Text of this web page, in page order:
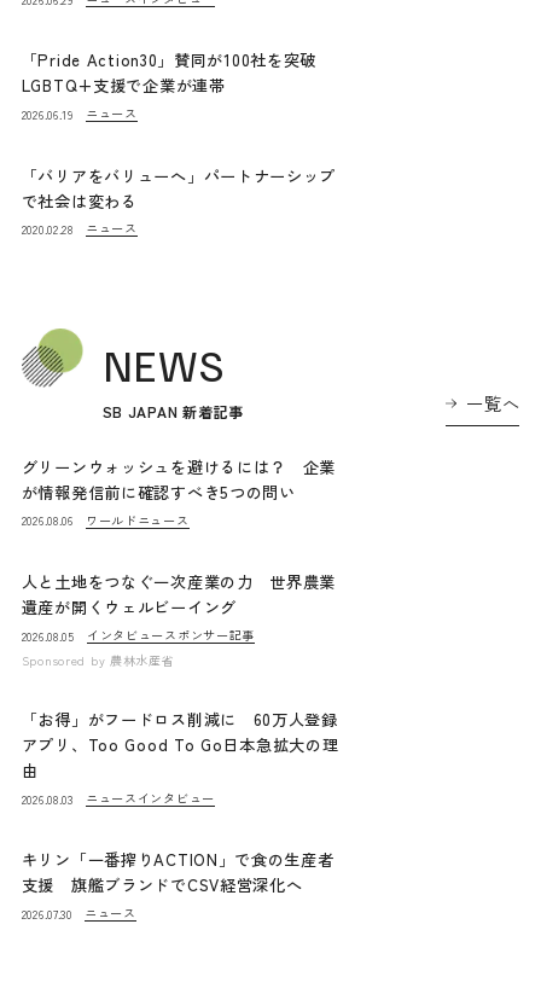
「Pride Action30」賛同が100社を突破
LGBTQ+支援で企業が連帯
2026.06.19 ニュース
「バリアをバリューへ」パートナーシップ
で社会は変わる
2020.02.28 ニュース
NEWS
SB JAPAN 新着記事 一覧へ
グリーンウォッシュを避けるには？ 企業
が情報発信前に確認すべき5つの問い
2026.08.06 ワールドニュース
人と土地をつなぐ一次産業の力 世界農業
遺産が開くウェルビーイング
2026.08.05 インタビュー スポンサー記事
Sponsored by 農林水産省
「お得」がフードロス削減に 60万人登録
アプリ、Too Good To Go日本急拡大の理
由
2026.08.03 ニュース インタビュー
キリン「一番搾りACTION」で食の生産者
支援 旗艦ブランドでCSV経営深化へ
2026.07.30 ニュース